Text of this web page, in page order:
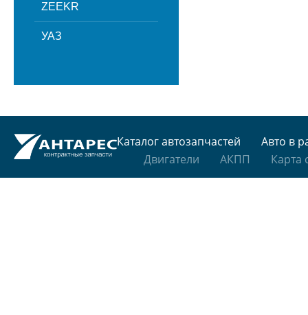
ZEEKR
УАЗ
Каталог автозапчастей
Авто в
Двигатели
АКПП Карта